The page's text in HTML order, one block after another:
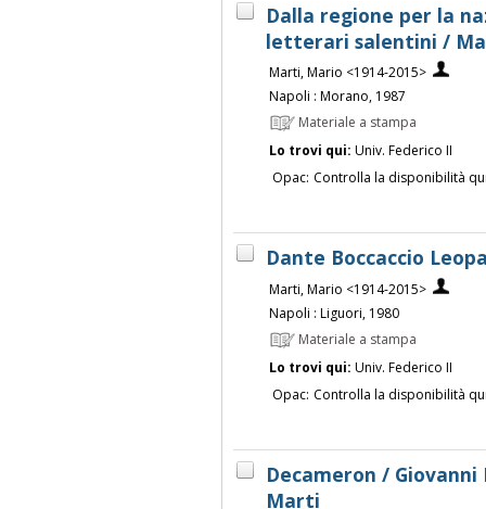
Dalla regione per la
letterari salentini /
Marti, Mario <1914-2015>
Napoli : Morano, 1987
Materiale a stampa
Lo trovi qui: Univ. Federico II
Opac: Controlla la disponibilità
Dante Boccaccio
Marti, Mario <1914-2015>
Napoli : Liguori, 1980
Materiale a stampa
Lo trovi qui: Univ. Federico II
Opac: Controlla la disponibilità
Decameron /
Marti